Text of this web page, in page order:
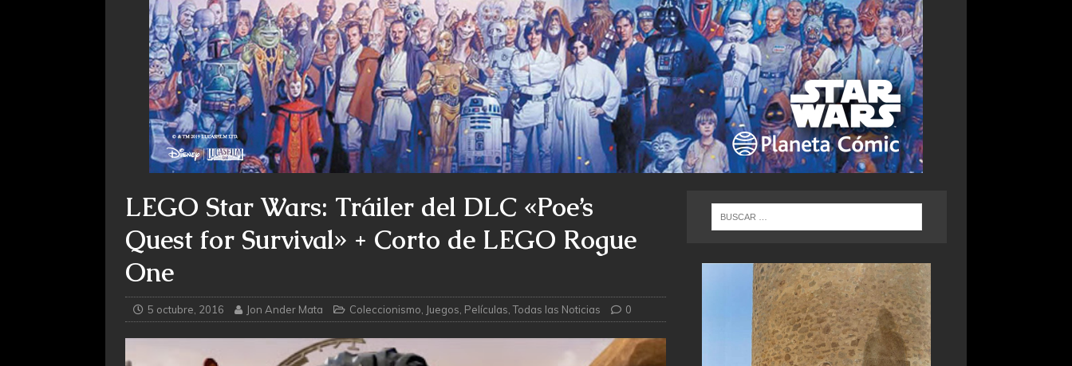
LEGO Star Wars: Tráiler del DLC «Poe’s
Quest for Survival» + Corto de LEGO Rogue
One
5 octubre, 2016 Jon Ander Mata Coleccionismo Juegos Películas ,Todas las Noticias 0